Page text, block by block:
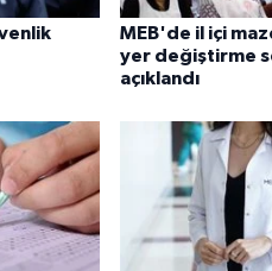
MEB'de il içi
yer değiştirme
açıklandı